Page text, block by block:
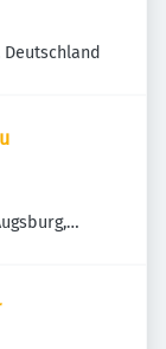
Deutschland